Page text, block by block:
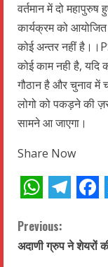
वर्तमान में दो
कार्यक्रम को
कोई अन्तर नहीं
कोई काम नही है, यदि
गौठान है और चुनाव में
लोगो को पकड़ने की
सामने आ जाएगा।
Share Now
C
o
Previous:
अदाणी ग्रुप ने शेयरों